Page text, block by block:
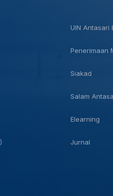
UIN Antasari
Penerimaan
Siakad
Salam
Elearning
Jurnal